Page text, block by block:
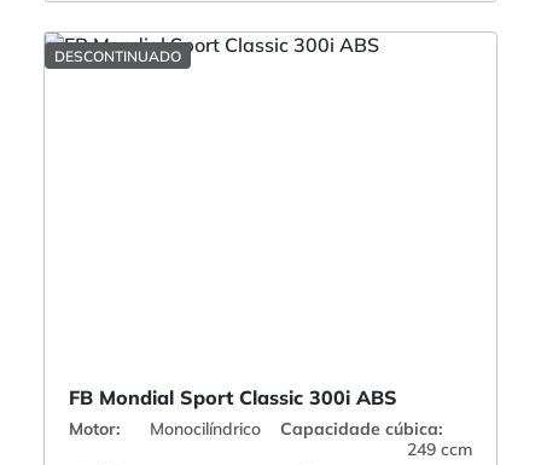
DESCONTINUADO
FB Mondial Sport Classic 300i ABS
Motor: Monocilíndrico
Capacidade cúbica:
249 ccm